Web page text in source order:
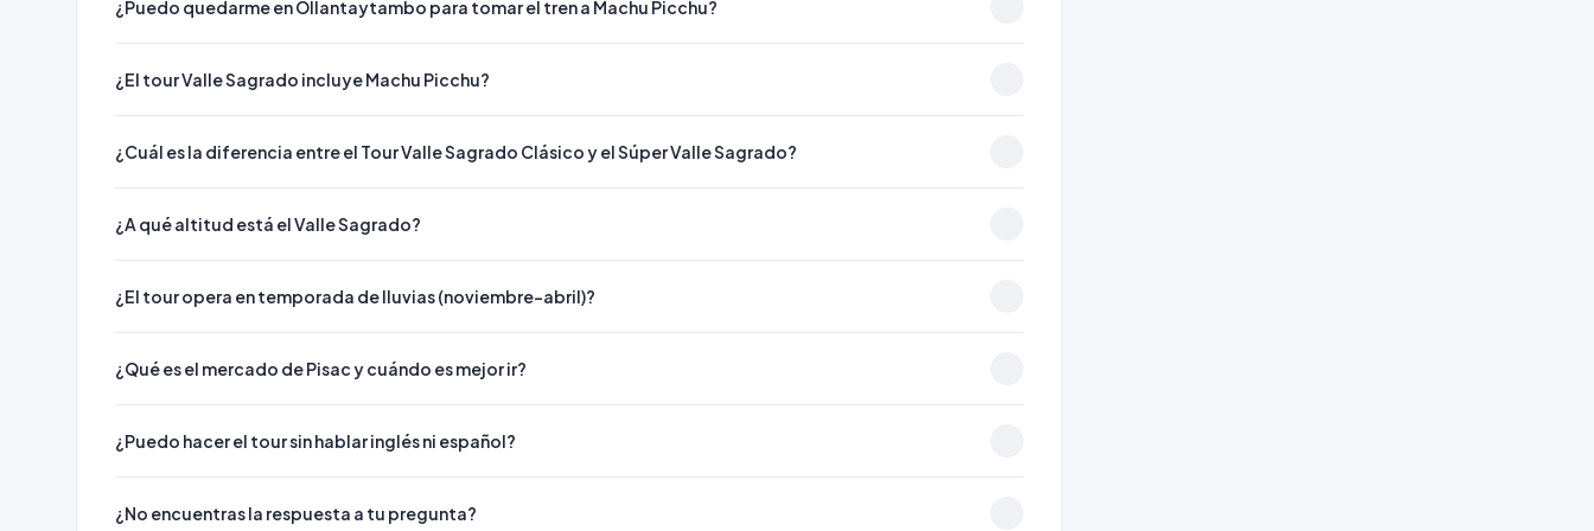
-Terrazas militaresque protegían la ciudadela por los flancos del cerro.
- La historia de labatalla de Ollantaytambo(1537): Manco Inca derrotó aquí al ejército de Hernando Pizarro en la
única victoria inca importante de la Conquista —inundando el valle con el agua del río para detener la caballería
Ollantaytambo es también laestación de tren hacia Machu Picchu(Aguas Calientes). Si tienes un tren por la tarde,
podemos dejarte en la estación al terminar la visita.
hacen imprescindible:
que se ha transmitido oralmente de madres a hijas por más de 500 años:
- Lavado de la fibra de alpaca con agua y arcilla (el jabón inca)
Teñido con plantas naturales
nogal
- Tejido entelar de backstrap(cintura), la misma técnica inca sin modificaciones
Cada símbolo tejido tiene un significado: los chakanas (cruces andinas), los cóndores, las serpientes, los pumas
La iglesia colonial sobre el palacio inca:
¿Puedo quedarme en Ollantaytambo para tomar el tren a Machu Picchu?
¿El tour Valle Sagrado incluye Machu Picchu?
¿Cuál es la diferencia entre el Tour Valle Sagrado Clásico y el Súper Valle Sagrado?
¿A qué altitud está el Valle Sagrado?
¿El tour opera en temporada de lluvias (noviembre–abril)?
¿Qué es el mercado de Pisac y cuándo es mejor ir?
¿Puedo hacer el tour sin hablar inglés ni español?
¿No encuentras la respuesta a tu pregunta?